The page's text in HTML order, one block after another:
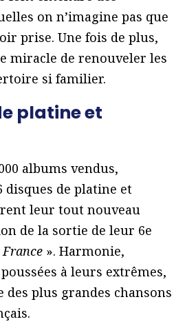
on n’imagine pas que
prise. Une fois de plus,
miracle de renouveler les
si familier.
platine et
albums vendus,
disques de platine et
leur tout nouveau
de la sortie de leur 6e
». Harmonie,
à leurs extrêmes,
des plus grandes chansons